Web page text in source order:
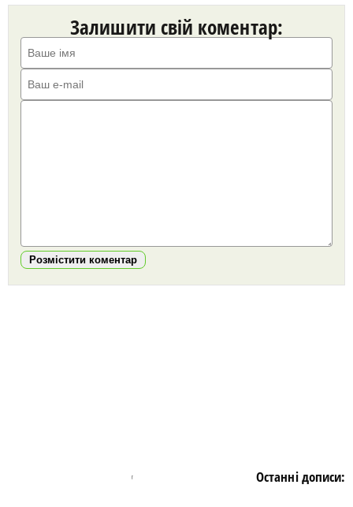
Залишити свій коментар:
Розмістити коментар
Останні дописи: